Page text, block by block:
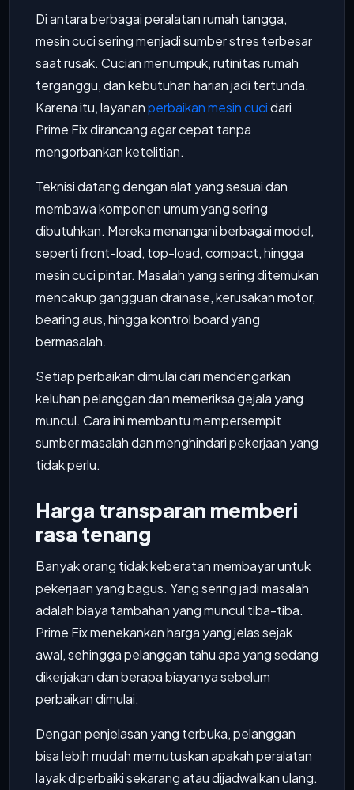
Di antara berbagai peralatan rumah tangga,
mesin cuci sering menjadi sumber stres terbesar
saat rusak. Cucian menumpuk, rutinitas rumah
terganggu, dan kebutuhan harian jadi tertunda.
Karena itu, layananperbaikan mesin cucidari
Prime Fix dirancang agar cepat tanpa
mengorbankan ketelitian.
Teknisi datang dengan alat yang sesuai dan
membawa komponen umum yang sering
dibutuhkan. Mereka menangani berbagai model,
seperti front-load, top-load, compact, hingga
mesin cuci pintar. Masalah yang sering ditemukan
mencakup gangguan drainase, kerusakan motor,
bearing aus, hingga kontrol board yang
bermasalah.
Setiap perbaikan dimulai dari mendengarkan
keluhan pelanggan dan memeriksa gejala yang
muncul. Cara ini membantu mempersempit
sumber masalah dan menghindari pekerjaan yang
tidak perlu.
Harga transparan memberi
rasa tenang
Banyak orang tidak keberatan membayar untuk
pekerjaan yang bagus. Yang sering jadi masalah
adalah biaya tambahan yang muncul tiba-tiba.
Prime Fix menekankan harga yang jelas sejak
awal, sehingga pelanggan tahu apa yang sedang
dikerjakan dan berapa biayanya sebelum
perbaikan dimulai.
Dengan penjelasan yang terbuka, pelanggan
bisa lebih mudah memutuskan apakah peralatan
layak diperbaiki sekarang atau dijadwalkan ulang.